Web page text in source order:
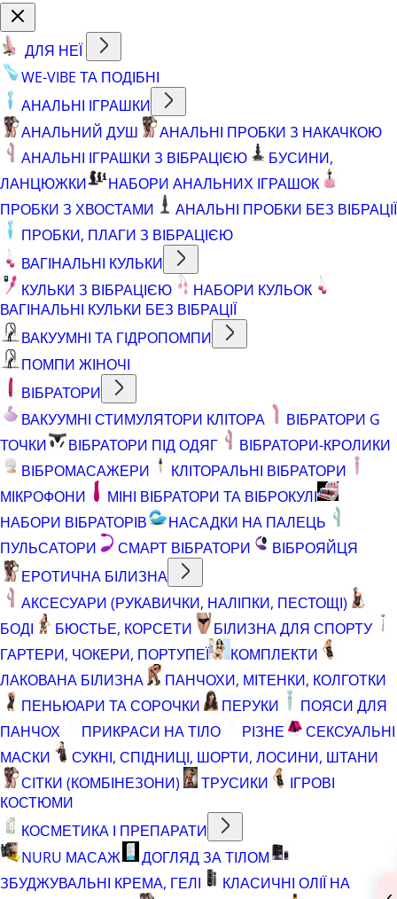
ДЛЯ НЕЇ
WE-VIBE ТА ПОДІБНІ
АНАЛЬНІ ІГРАШКИ
АНАЛЬНИЙ ДУШ
АНАЛЬНІ ПРОБКИ З НАКАЧКОЮ
АНАЛЬНІ ІГРАШКИ З ВІБРАЦІЄЮ
БУСИНИ,
ЛАНЦЮЖКИ
НАБОРИ АНАЛЬНИХ ІГРАШОК
ПРОБКИ З ХВОСТАМИ
АНАЛЬНІ ПРОБКИ БЕЗ ВІБРАЦІЇ
ПРОБКИ, ПЛАГИ З ВІБРАЦІЄЮ
ВАГІНАЛЬНІ КУЛЬКИ
КУЛЬКИ З ВІБРАЦІЄЮ
НАБОРИ КУЛЬОК
ВАГІНАЛЬНІ КУЛЬКИ БЕЗ ВІБРАЦІЇ
ВАКУУМНІ ТА ГІДРОПОМПИ
ПОМПИ ЖІНОЧІ
ВІБРАТОРИ
ВАКУУМНІ СТИМУЛЯТОРИ КЛІТОРА
ВІБРАТОРИ G
ТОЧКИ
ВІБРАТОРИ ПІД ОДЯГ
ВІБРАТОРИ-КРОЛИКИ
ВІБРОМАСАЖЕРИ
КЛІТОРАЛЬНІ ВІБРАТОРИ
МІКРОФОНИ
МІНІ ВІБРАТОРИ ТА ВІБРОКУЛІ
НАБОРИ ВІБРАТОРІВ
НАСАДКИ НА ПАЛЕЦЬ
ПУЛЬСАТОРИ
СМАРТ ВІБРАТОРИ
ВІБРОЯЙЦЯ
ЕРОТИЧНА БІЛИЗНА
АКСЕСУАРИ (РУКАВИЧКИ, НАЛІПКИ, ПЕСТОЩІ)
БОДІ
БЮСТЬЕ, КОРСЕТИ
БІЛИЗНА ДЛЯ СПОРТУ
ГАРТЕРИ, ЧОКЕРИ, ПОРТУПЕЇ
КОМПЛЕКТИ
ЛАКОВАНА БІЛИЗНА
ПАНЧОХИ, МІТЕНКИ, КОЛГОТКИ
ПЕНЬЮАРИ ТА СОРОЧКИ
ПЕРУКИ
ПОЯСИ ДЛЯ
ПАНЧОХ
ПРИКРАСИ НА ТІЛО РІЗНЕ
СЕКСУАЛЬНІ
МАСКИ
СУКНІ, СПІДНИЦІ, ШОРТИ, ЛОСИНИ, ШТАНИ
СІТКИ (КОМБІНЕЗОНИ)
ТРУСИКИ
ІГРОВІ
КОСТЮМИ
КОСМЕТИКА І ПРЕПАРАТИ
NURU МАСАЖ
ДОГЛЯД ЗА ТІЛОМ
ЗБУДЖУВАЛЬНІ КРЕМА, ГЕЛІ
КЛАСИЧНІ ОЛІЇ НА